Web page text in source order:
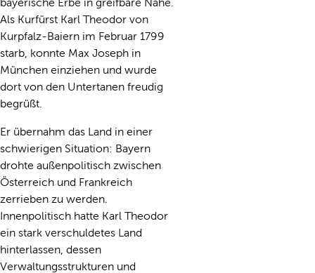
Als Kurfürst Karl Theodor von
Kurpfalz-Baiern im Februar 1799
starb, konnte Max Joseph in
München einziehen und wurde
dort von den Untertanen freudig
begrüßt.
Er übernahm das Land in einer
schwierigen Situation: Bayern
drohte außenpolitisch zwischen
Österreich und Frankreich
zerrieben zu werden.
Innenpolitisch hatte Karl Theodor
ein stark verschuldetes Land
hinterlassen, dessen
Verwaltungsstrukturen und